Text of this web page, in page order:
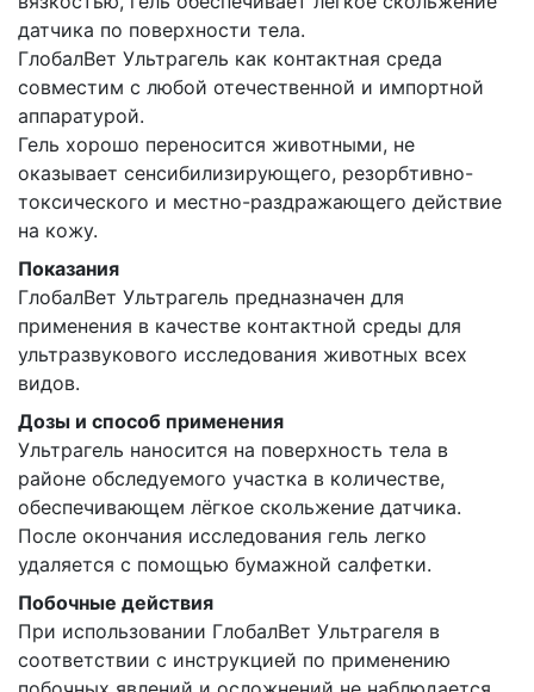
датчика по поверхности тела.
ГлобалВет Ультрагель как контактная среда
совместим с любой отечественной и импортной
аппаратурой.
Гель хорошо переносится животными, не
оказывает сенсибилизирующего, резорбтивно-
токсического и местно-раздражающего действие
на кожу.
Показания
ГлобалВет Ультрагель предназначен для
применения в качестве контактной среды для
ультразвукового исследования животных всех
видов.
Дозы и способ применения
Ультрагель наносится на поверхность тела в
районе обследуемого участка в количестве,
обеспечивающем лёгкое скольжение датчика.
После окончания исследования гель легко
удаляется с помощью бумажной салфетки.
Побочные действия
При использовании ГлобалВет Ультрагеля в
соответствии с инструкцией по применению